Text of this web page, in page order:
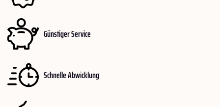
Günstiger Service
Schnelle Abwicklung